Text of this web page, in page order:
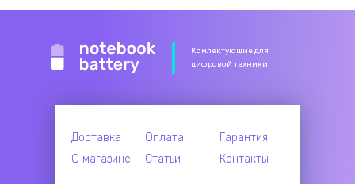
Комлектующие для
цифровой техники
Доставка Оплата
Гарантия
О магазине
Статьи Контакты